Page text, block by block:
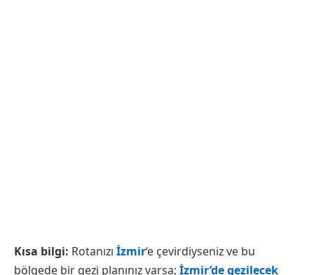
Kısa bilgi: Rotanızı İzmir‘e çevirdiyseniz ve bu
bölgede bir gezi planınız varsa; İzmir’de gezilecek